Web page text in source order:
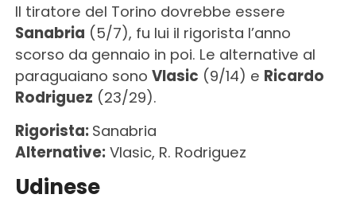
Il tiratore del Torino dovrebbe essere
Sanabria (5/7), fu lui il rigorista l’anno
scorso da gennaio in poi. Le alternative al
paraguaiano sono Vlasic (9/14) e Ricardo
Rodriguez (23/29).
Rigorista: Sanabria
Alternative:Vlasic, R. Rodriguez
Udinese